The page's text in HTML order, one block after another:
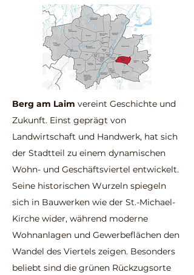
Berg am Laim vereint Geschichte und
Zukunft. Einst geprägt von
Landwirtschaft und Handwerk, hat sich
der Stadtteil zu einem dynamischen
Wohn- und Geschäftsviertel entwickelt.
Seine historischen Wurzeln spiegeln
sich in Bauwerken wie der St.-Michael-
Kirche wider, während moderne
Wohnanlagen und Gewerbeflächen den
Wandel des Viertels zeigen. Besonders
beliebt sind die grünen Rückzugsorte